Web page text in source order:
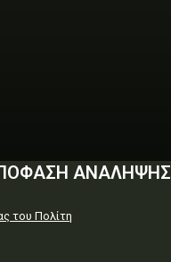
ΑΝΑΛΗΨΗΣ
του Πολίτη